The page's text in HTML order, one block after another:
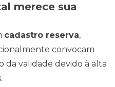
merece sua
cadastro reserva,
convocam
da validade devido à alta